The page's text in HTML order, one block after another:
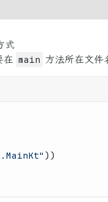
式
在 main 方法所在文件
))